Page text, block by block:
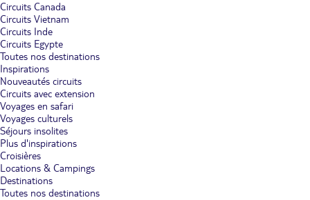
Circuits Canada
Circuits Vietnam
Circuits Inde
Circuits Egypte
Toutes nos destinations
Inspirations
Nouveautés circuits
Circuits avec extension
Voyages en safari
Voyages culturels
Séjours insolites
Plus d'inspirations
Croisières
Locations & Campings
Destinations
Toutes nos destinations